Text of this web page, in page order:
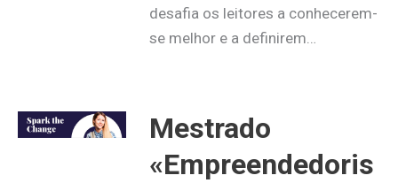
desafia os leitores a conhecerem-
se melhor e a definirem…
Mestrado
«Empreendedoris